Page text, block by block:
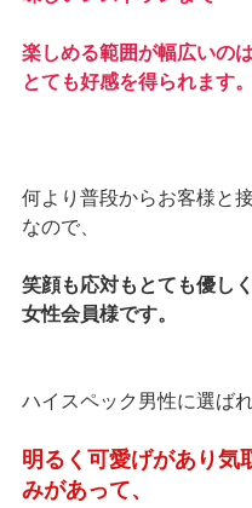
楽しめる範囲が幅広いの
とても好感を得られます。
何より普段からお客様と
なので、
笑顔も応対もとても優し
女性会員様です。
ハイスペック男性に選ばれ
明るく可愛げがあり気
みがあって、